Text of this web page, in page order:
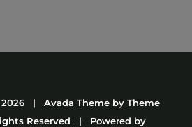
2026 | Avada Theme by Theme
Reserved | Powered by